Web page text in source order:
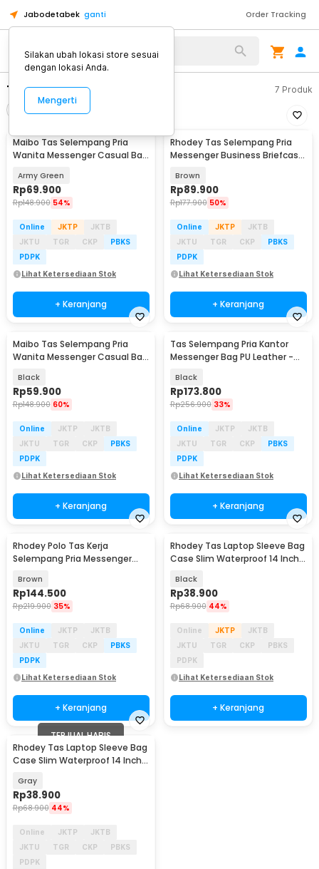
Jabodetabek ganti Order Tracking
Alat Kopi
Tas Selempang Laptop 7 Produk
Urutkan
Maibo Tas Selempang Pria
Wanita Messenger Casual Bag
Army Green
Rp69.900
Rp148.900 54%
Online JKTP
JKTB
JKTU
TGR CKP
PBKS
PDPK
Lihat Ketersediaan Stok
+ Keranjang
Rhodey Tas Selempang Pria
Messenger Business Briefcase
Brown
Rp89.900
Rp177.900 50%
Online JKTP
JKTB
JKTU
TGR CKP
PBKS
PDPK
Lihat Ketersediaan Stok
+ Keranjang
Maibo Tas Selempang Pria
Wanita Messenger Casual Bag
Black
Rp59.900
Rp148.900 60%
Online JKTP
JKTB
JKTU
TGR CKP
PBKS
PDPK
Lihat Ketersediaan Stok
+ Keranjang
Tas Selempang Pria Kantor
Messenger Bag PU Leather -
Black
Rp173.800
Rp256.900 33%
Online JKTP
JKTB
JKTU
TGR CKP
PBKS
PDPK
Lihat Ketersediaan Stok
+ Keranjang
Rhodey Polo Tas Kerja
Selempang Pria Messenger
Brown
Rp144.500
Rp219.900 35%
Online JKTP
JKTB
JKTU
TGR CKP
PBKS
PDPK
Lihat Ketersediaan Stok
+ Keranjang
Rhodey Tas Laptop Sleeve Bag
Case Slim Waterproof 14 Inch -
Black
Rp38.900
Rp68.900 44%
Online JKTP
JKTB
JKTU
TGR CKP
PBKS
PDPK
Lihat Ketersediaan Stok
+ Keranjang
TERJUAL HABIS
Rhodey Tas Laptop Sleeve Bag
Case Slim Waterproof 14 Inch -
Gray
Rp38.900
Rp68.900 44%
Online JKTP
JKTB
JKTU
TGR CKP
PBKS
PDPK
Silakan ubah lokasi store sesuai
dengan lokasi Anda.
Mengerti